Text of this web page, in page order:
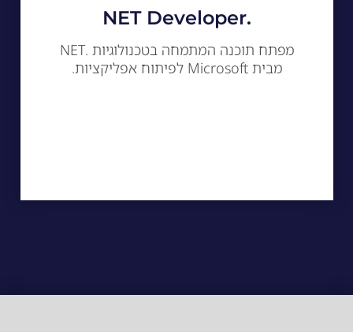
.NET Developer
מפתח תוכנה המתמחה בטכנולוגיות .NET
מבית Microsoft לפיתוח אפליקציות.